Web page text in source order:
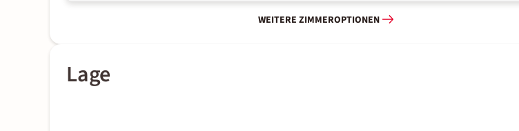
WEITERE ZIMMEROPTIONEN
Lage